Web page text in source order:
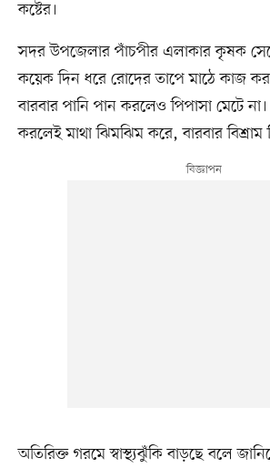
কষ্টের।
সদর উপজেলার পাঁচপীর এলাকার কৃষক
কয়েক দিন ধরে রোদের তাপে মাঠে কাজ
বারবার পানি পান করলেও পিপাসা মেটে
করলেই মাথা ঝিমঝিম করে, বারবার বিশ্রাম
অতিরিক্ত গরমে স্বাস্থ্যঝুঁকি বাড়ছে বলে